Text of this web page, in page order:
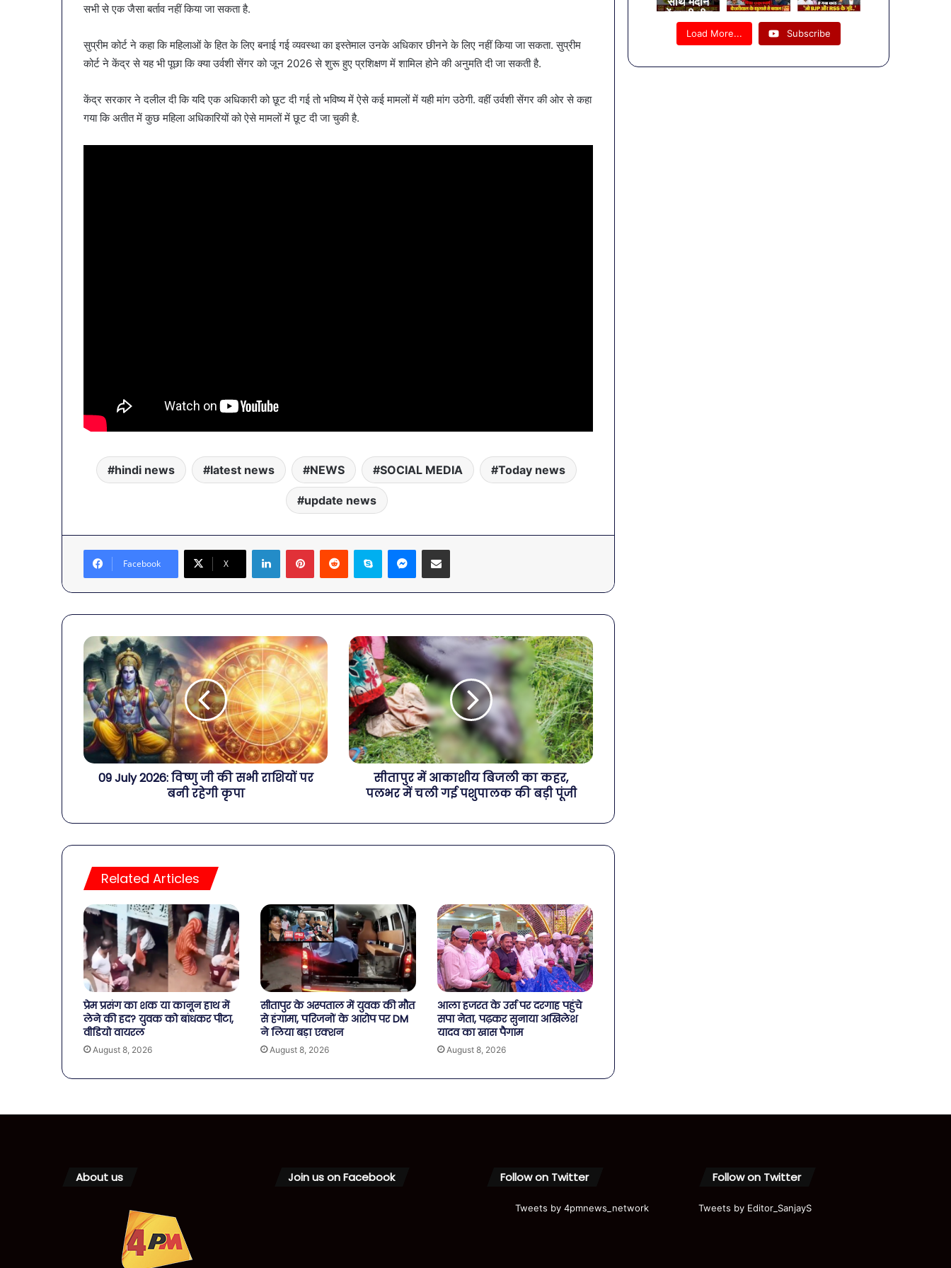
सभी से एक जैसा बर्ताव नहीं किया जा सकता है.
सुप्रीम कोर्ट ने कहा कि महिलाओं के हित के लिए बनाई गई व्यवस्था का इस्तेमाल उनके अधिकार छीनने के लिए नहीं किया जा सकता. सुप्रीम
कोर्ट ने केंद्र से यह भी पूछा कि क्या उर्वशी सेंगर को जून 2026 से शुरू हुए प्रशिक्षण में शामिल होने की अनुमति दी जा सकती है.
केंद्र सरकार ने दलील दी कि यदि एक अधिकारी को छूट दी गई तो भविष्य में ऐसे कई मामलों में यही मांग उठेगी. वहीं उर्वशी सेंगर की ओर से कहा
गया कि अतीत में कुछ महिला अधिकारियों को ऐसे मामलों में छूट दी जा चुकी है.
hindi news latest news NEWS SOCIAL MEDIA Today news
update news
Facebook X
LinkedInPinterestReddit Skype Messenger
Share via Email
09 July 2026: विष्णु जी की सभी राशियों पर
बनी रहेगी कृपा
सीतापुर में आकाशीय बिजली का कहर,
पलभर में चली गई पशुपालक की बड़ी पूंजी
Related Articles
प्रेम प्रसंग का शक या कानून हाथ में
लेने की हद? युवक को बांधकर पीटा,
वीडियो वायरल
August 8, 2026
सीतापुर के अस्पताल में युवक की मौत
से हंगामा, परिजनों के आरोप पर DM
ने लिया बड़ा एक्शन
August 8, 2026
आला हजरत के उर्स पर दरगाह पहुंचे
सपा नेता, पढ़कर सुनाया अखिलेश
यादव का खास पैगाम
August 8, 2026
में उतरी भीम
आर्मी!
2027
पहले
Load More... Subscribe
About us Join us on Facebook Follow on Twitter
Tweets by 4pmnews_network
Follow on Twitter
Tweets by Editor_SanjayS